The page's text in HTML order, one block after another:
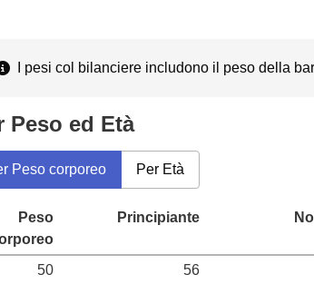
I pesi col bilanciere includono il peso della
Peso ed Età
Peso corporeo Per Età
50 56